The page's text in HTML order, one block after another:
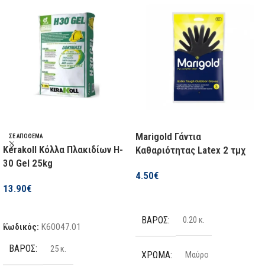
ΚΑΤΑΣΚΕΥΑΣΤΉΣ Βenman
ΣΕ ΑΠΌΘΕΜΑ
Kerakoll Κόλλα Πλακιδίων H-
30 Gel 25kg
13.90€
Κωδικός: K60047.01
ΒΆΡΟΣ 25 κ.
Marigold Γάντια
Καθαριότητας Latex 2 τμχ
4.50€
ΒΆΡΟΣ 0.20 κ.
ΧΡΏΜΑ Μαύρο